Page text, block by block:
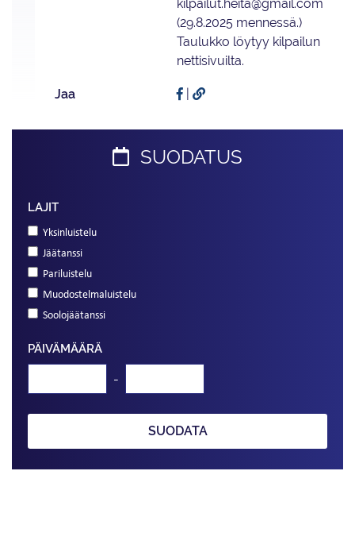
kilpailut.heita@gmail.com
(29.8.2025 mennessä.)
Taulukko löytyy kilpailun
nettisivuilta.
Jaa
SUODATUS
LAJIT
Yksinluistelu
Jäätanssi
Pariluistelu
Muodostelmaluistelu
Soolojäätanssi
PÄIVÄMÄÄRÄ
-
SUODATA